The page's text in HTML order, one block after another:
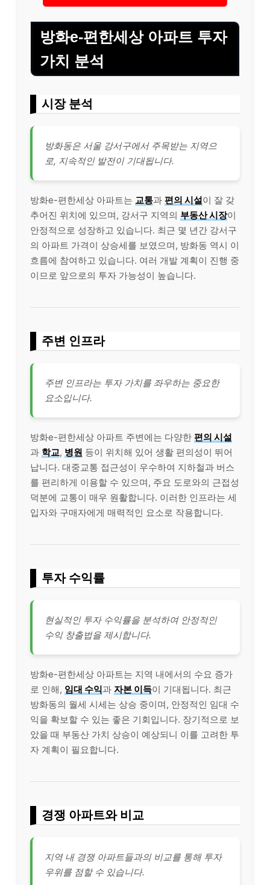
방화e-편한세상 아파트 투자
가치 분석
시장 분석
방화동은 서울 강서구에서 주목받는 지역으
로, 지속적인 발전이 기대됩니다.
방화e-편한세상 아파트는 교통과 편의 시설이 잘 갖
추어진 위치에 있으며, 강서구 지역의 부동산 시장이
안정적으로 성장하고 있습니다. 최근 몇 년간 강서구
의 아파트 가격이 상승세를 보였으며, 방화동 역시 이
흐름에 참여하고 있습니다. 여러 개발 계획이 진행 중
이므로 앞으로의 투자 가능성이 높습니다.
주변 인프라
주변 인프라는 투자 가치를 좌우하는 중요한
요소입니다.
방화e-편한세상 아파트 주변에는 다양한 편의 시설
과 학교, 병원 등이 위치해 있어 생활 편의성이 뛰어
납니다. 대중교통 접근성이 우수하여 지하철과 버스
를 편리하게 이용할 수 있으며, 주요 도로와의 근접성
덕분에 교통이 매우 원활합니다. 이러한 인프라는 세
입자와 구매자에게 매력적인 요소로 작용합니다.
투자 수익률
현실적인 투자 수익률을 분석하여 안정적인
수익 창출법을 제시합니다.
방화e-편한세상 아파트는 지역 내에서의 수요 증가
로 인해, 임대 수익과 자본 이득이 기대됩니다. 최근
방화동의 월세 시세는 상승 중이며, 안정적인 임대 수
익을 확보할 수 있는 좋은 기회입니다. 장기적으로 보
았을 때 부동산 가치 상승이 예상되니 이를 고려한 투
자 계획이 필요합니다.
경쟁 아파트와 비교
지역 내 경쟁 아파트들과의 비교를 통해 투자
우위를 점할 수 있습니다.